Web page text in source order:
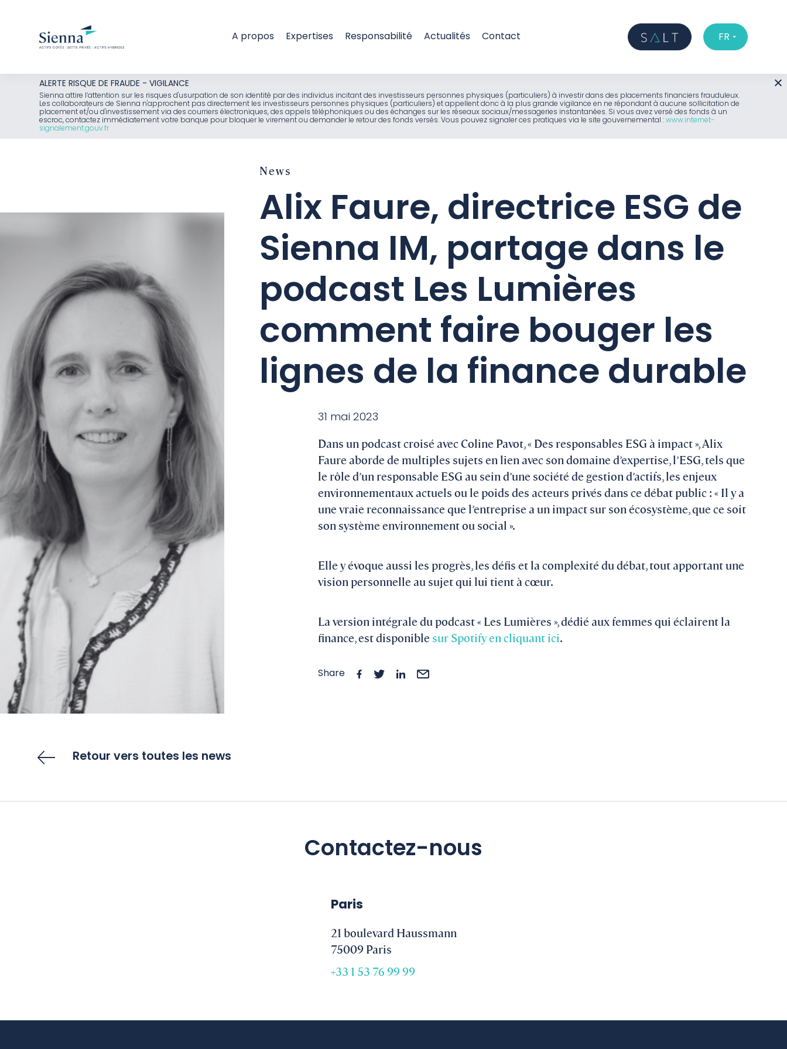
contenu
A propos Expertises Responsabilité Actualités Contact FR
ALERTE RISQUE DE FRAUDE - VIGILANCE
Sienna attire l’attention sur les risques d'usurpation de son identité par des individus incitant des investisseurs personnes physiques (particuliers) à investir dans des placements financiers frauduleux.
Les collaborateurs de Sienna n'approchent pas directement les investisseurs personnes physiques (particuliers) et appellent donc à la plus grande vigilance en ne répondant à aucune sollicitation de
placement et/ou d'investissement via des courriers électroniques, des appels téléphoniques ou des échanges sur les réseaux sociaux/messageries instantanées. Si vous avez versé des fonds à un
escroc, contactez immédiatement votre banque pour bloquer le virement ou demander le retour des fonds versés. Vous pouvez signaler ces pratiques via le site gouvernemental :www.internet-
signalement.gouv.fr
News
Alix Faure, directrice ESG de
Sienna IM, partage dans le
podcast Les Lumières
comment faire bouger les
lignes de la finance durable
31 mai 2023
Dans un podcast croisé avec Coline Pavot, « Des responsables ESG à impact », Alix
Faure aborde de multiples sujets en lien avec son domaine d’expertise, l’ESG, tels que
le rôle d’un responsable ESG au sein d’une société de gestion d’actifs, les enjeux
environnementaux actuels ou le poids des acteurs privés dans ce débat public : « Il y a
une vraie reconnaissance que l’entreprise a un impact sur son écosystème, que ce soit
son système environnement ou social ».
Elle y évoque aussi les progrès, les défis et la complexité du débat, tout apportant une
vision personnelle au sujet qui lui tient à cœur.
La version intégrale du podcast « Les Lumières », dédié aux femmes qui éclairent la
finance, est disponiblesur Spotify en cliquant ici.
Share
Retour vers toutes les news
Contactez-nous
Paris
21 boulevard Haussmann
75009 Paris
+33 1 53 76 99 99